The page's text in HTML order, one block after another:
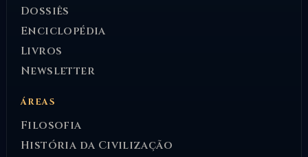
Dossiês
Enciclopédia
Livros
Newsletter
ÁREAS
Filosofia
História da Civilização